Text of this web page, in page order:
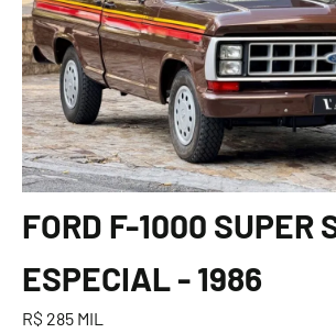
FORD F-1000 SUPER
ESPECIAL - 1986
R$ 285 MIL